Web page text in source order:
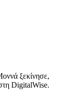
ξεκίνησε,
DigitalWise.